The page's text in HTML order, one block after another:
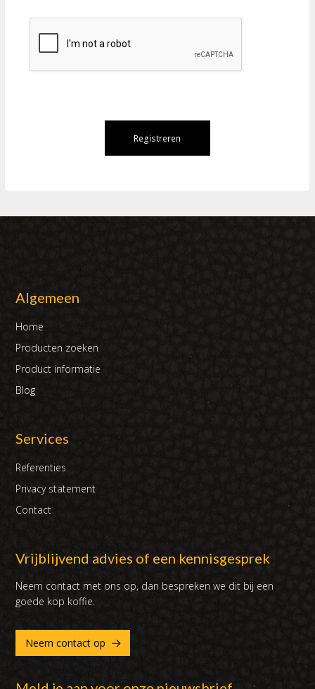
Algemeen
Home
Producten zoeken
Product informatie
Blog
Services
Referenties
Privacy statement
Contact
Vrijblijvend advies of een kennisgesprek
Neem contact met ons op, dan bespreken we dit bij een
goede kop koffie.
Neem contact op